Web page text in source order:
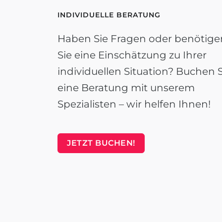
INDIVIDUELLE BERATUNG
Haben Sie Fragen oder
Sie eine Einschätzung zu Ihrer
individuellen Situation? Buchen
eine Beratung mit unserem
Spezialisten – wir helfen Ihnen!
JETZT BUCHEN!